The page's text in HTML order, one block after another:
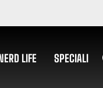
LIFE SPECIALI